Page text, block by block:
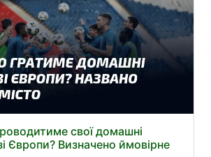
свої домашні
Європи? Визначено ймовірне